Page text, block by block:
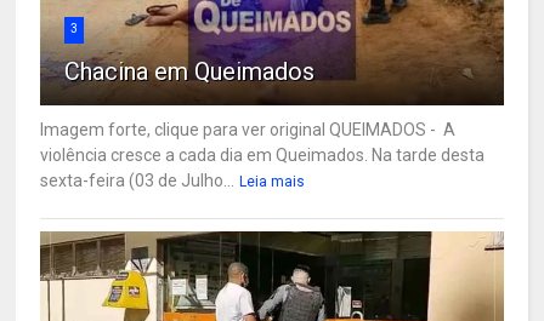
3
Chacina em Queimados
Imagem forte, clique para ver original QUEIMADOS - A
violência cresce a cada dia em Queimados. Na tarde desta
sexta-feira (03 de Julho...
Leia mais